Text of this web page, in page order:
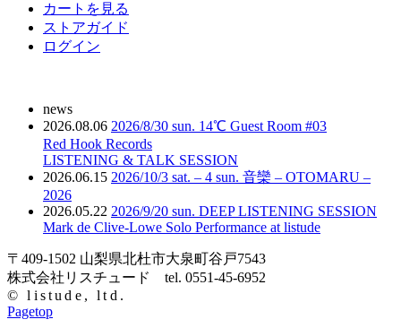
カートを見る
ストアガイド
ログイン
news
2026.08.06 2026/8/30 sun. 14℃ Guest Room #03
Red Hook Records
LISTENING & TALK SESSION
2026.06.15 2026/10/3 sat. – 4 sun. 音欒 – OTOMARU –
2026
2026.05.22 2026/9/20 sun. DEEP LISTENING SESSION
Mark de Clive-Lowe Solo Performance at listude
〒409-1502 山梨県北杜市大泉町谷戸7543
株式会社リスチュード tel. 0551-45-6952
© listude, ltd.
Pagetop